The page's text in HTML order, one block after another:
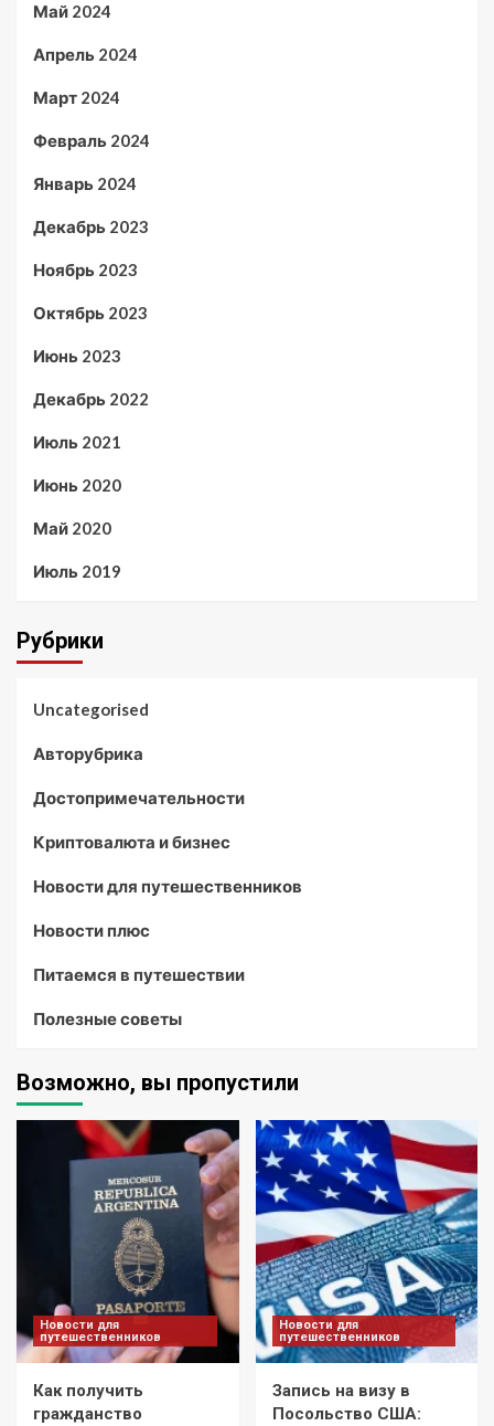
Май 2024
Апрель 2024
Март 2024
Февраль 2024
Январь 2024
Декабрь 2023
Ноябрь 2023
Октябрь 2023
Июнь 2023
Декабрь 2022
Июль 2021
Июнь 2020
Май 2020
Июль 2019
Рубрики
Uncategorised
Авторубрика
Достопримечательности
Криптовалюта и бизнес
Новости для путешественников
Новости плюс
Питаемся в путешествии
Полезные советы
Возможно, вы пропустили
Новости для
путешественников
Как получить
гражданство
Новости для
путешественников
Запись на визу в
Посольство США: